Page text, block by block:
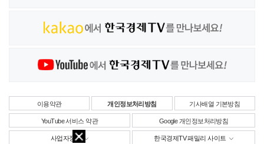
이용약관 개인정보처리방침 기사배열 기본방침
YouTube 서비스 약관 Google 개인정보처리방침
사업자정보 한국경제TV 패밀리 사이트